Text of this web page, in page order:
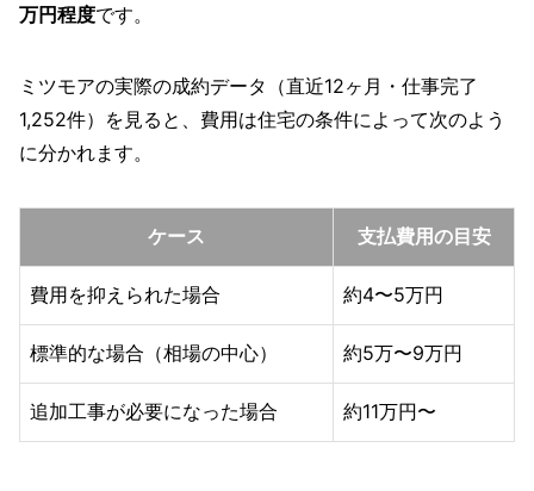
万円程度です。
ミツモアの実際の成約データ（直近12ヶ月・仕事完了
1,252件）を見ると、費用は住宅の条件によって次のよう
に分かれます。
ケース 支払費用の目安
費用を抑えられた場合 約4〜5万円
標準的な場合（相場の中心） 約5万〜9万円
追加工事が必要になった場合 約11万円〜